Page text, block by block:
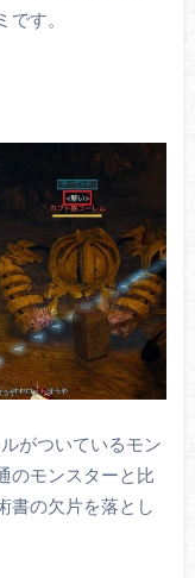
す。
がついているモン
のモンスターと比
の欠片を落とし